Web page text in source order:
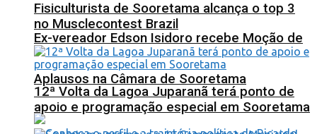
Ex-vereador Edson Isidoro recebe Moção de
Aplausos na Câmara de Sooretama
Fisiculturista de Sooretama alcança o top 3
no Musclecontest Brazil
12ª Volta da Lagoa Juparanã terá ponto de
apoio e programação especial em Sooretama